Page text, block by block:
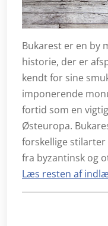
Bukarest er en by
historie, der er
kendt for sine
imponerende
fortid som en
Østeuropa.
forskellige
fra byzantinsk og
Læs resten af